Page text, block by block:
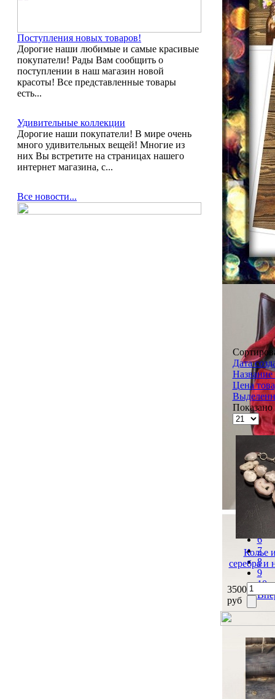
Поступления новых товаров!
Дорогие наши любимые и самые красивые
покупатели! Рады Вам сообщить о
поступлении в наш магазин новой
красоты! Все представленные товары
есть...
Удивительные коллекции
Дорогие наши покупатели! В мире очень
много удивительных вещей! Многие из
них Вы встретите на страницах нашего
интернет магазина, с...
Все новости...
Дата
Название
Цена
Показано
1
2
3
6
7
8
9
10
Колье
серебра и
3500
руб